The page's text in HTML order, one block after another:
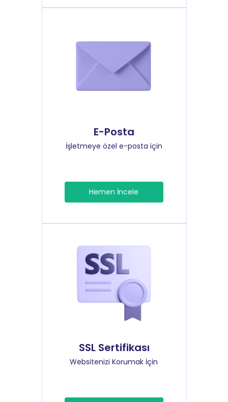
E-Posta
İşletmeye özel e-posta için
Hemen İncele
SSL Sertifikası
Websitenizi Korumak İçin